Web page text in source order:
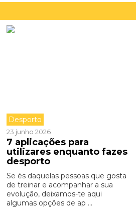
Desporto
23 junho 2026
7 aplicações para
utilizares enquanto fazes
desporto
Se és daquelas pessoas que gosta
de treinar e acompanhar a sua
evolução, deixamos-te aqui
algumas opções de ap ...